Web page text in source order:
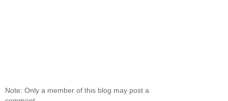
Note: Only a member of this blog may post a